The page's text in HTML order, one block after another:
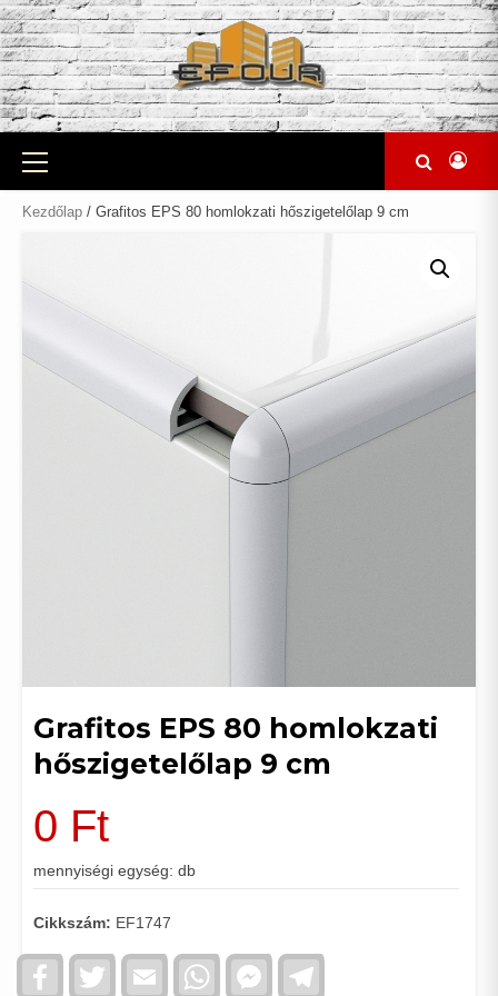
Skip
to
content
Primary
Menu
Kezdőlap / Grafitos EPS 80 homlokzati hőszigetelőlap 9 cm
Grafitos EPS 80 homlokzati
hőszigetelőlap 9 cm
0 Ft
mennyiségi egység: db
Cikkszám: EF1747
FacebookTwitter Email WhatsAppFacebook
Messenger